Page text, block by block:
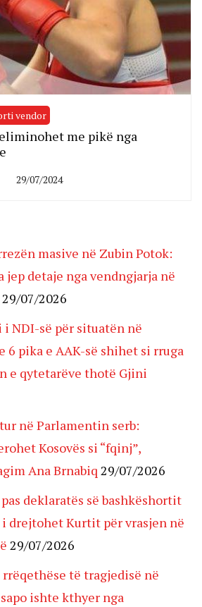
vendor
me pikë nga
29/07/2024
masive në Zubin Potok:
detaje nga vendngjarja në
29/07/2026
NDI-së për situatën në
6 pika e AAK-së shihet si rruga
e qytetarëve thotë Gjini
në Parlamentin serb:
Kosovës si “fqinj”,
Ana Brnabiq 29/07/2026
deklaratës së bashkëshortit
drejtohet Kurtit për vrasjen në
29/07/2026
të tragjedisë në
ishte kthyer nga